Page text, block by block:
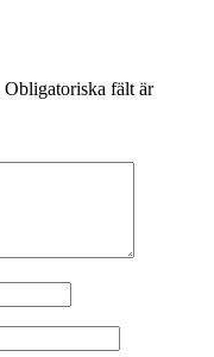
Obligatoriska fält är